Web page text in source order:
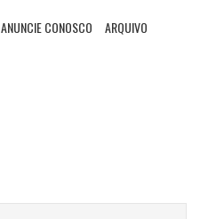
ANUNCIE CONOSCO ARQUIVO